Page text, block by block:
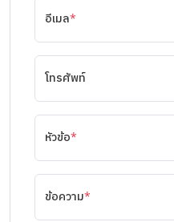
อีเมล*
โทรศัพท์
หัวข้อ*
ข้อความ*